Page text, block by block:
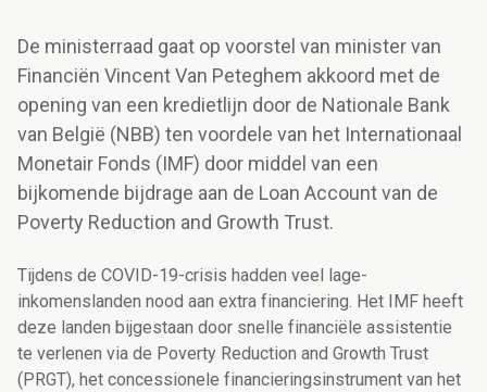
De ministerraad gaat op voorstel van minister van
Financiën Vincent Van Peteghem akkoord met de
opening van een kredietlijn door de Nationale Bank
van België (NBB) ten voordele van het Internationaal
Monetair Fonds (IMF) door middel van een
bijkomende bijdrage aan de Loan Account van de
Poverty Reduction and Growth Trust.
Tijdens de COVID-19-crisis hadden veel lage-
inkomenslanden nood aan extra financiering. Het IMF heeft
deze landen bijgestaan door snelle financiële assistentie
te verlenen via de Poverty Reduction and Growth Trust
(PRGT), het concessionele financieringsinstrument van het